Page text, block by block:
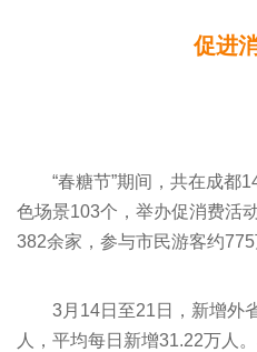
促进
“春糖节”期间，共在成都
色场景103个，举办促消费活
382余家，参与市民游客约775
3月14日至21日，新增外
人，平均每日新增31.22万人